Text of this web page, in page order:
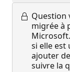
Question
migrée à
si elle est
ajouter
suivre la